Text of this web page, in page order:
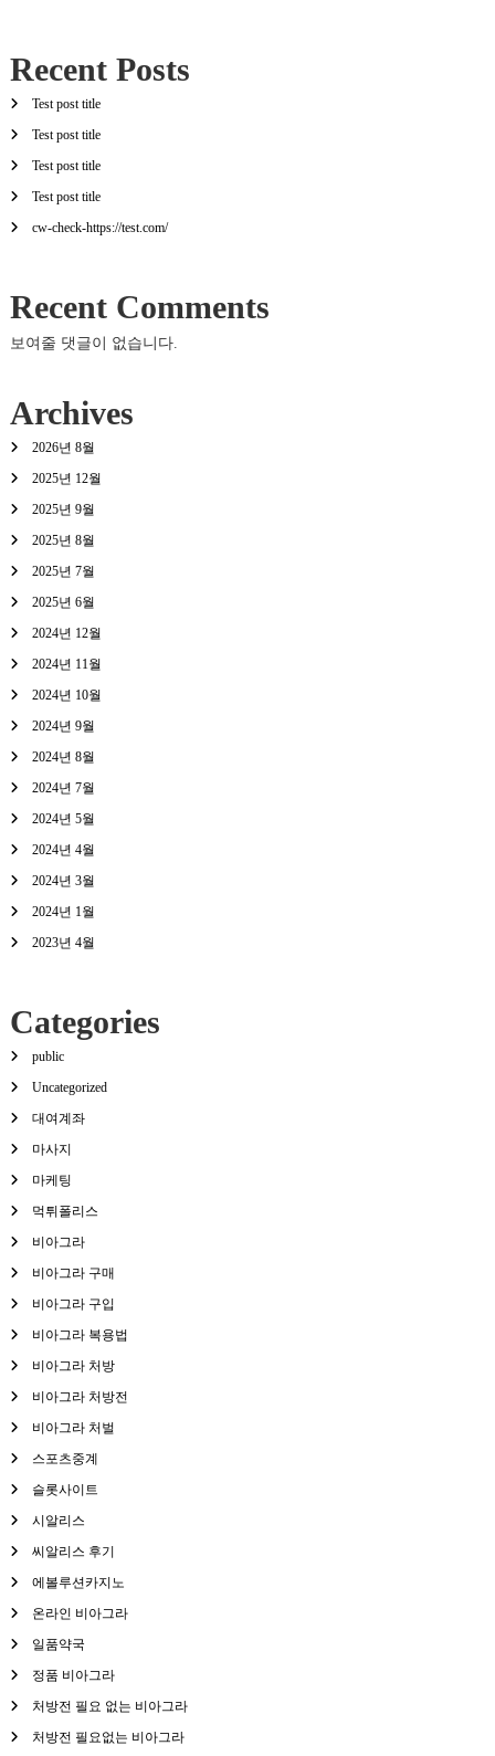
Recent Posts
Test post title
Test post title
Test post title
Test post title
cw-check-https://test.com/
Recent Comments
보여줄 댓글이 없습니다.
Archives
2026년 8월
2025년 12월
2025년 9월
2025년 8월
2025년 7월
2025년 6월
2024년 12월
2024년 11월
2024년 10월
2024년 9월
2024년 8월
2024년 7월
2024년 5월
2024년 4월
2024년 3월
2024년 1월
2023년 4월
Categories
public
Uncategorized
대여계좌
마사지
마케팅
먹튀폴리스
비아그라
비아그라 구매
비아그라 구입
비아그라 복용법
비아그라 처방
비아그라 처방전
비아그라 처벌
스포츠중계
슬롯사이트
시알리스
씨알리스 후기
에볼루션카지노
온라인 비아그라
일품약국
정품 비아그라
처방전 필요 없는 비아그라
처방전 필요없는 비아그라